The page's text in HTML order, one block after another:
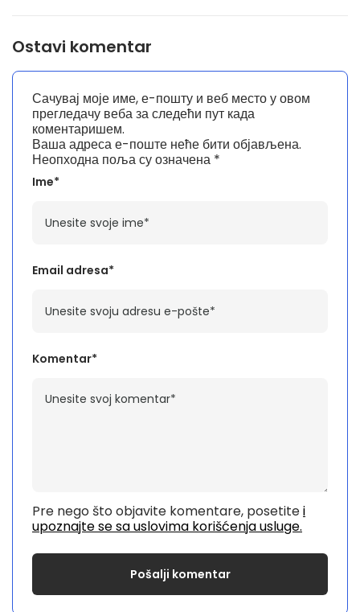
Ostavi komentar
Ваша адреса е-поште неће бити објављена.
Неопходна поља су означена *
Komentar*
Pre nego što objavite komentare, posetitei
upoznajte se sa uslovima korišćenja usluge.
Ime*
Email adresa*
Сачувај моје име, е-пошту и веб место у овом
прегледачу веба за следећи пут када
коментаришем.